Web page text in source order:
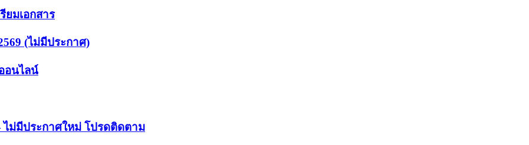
ยมเอกสาร
(ไม่มีประกาศ)
อนไลน์
ไม่มีประกาศใหม่ โปรดติดตาม